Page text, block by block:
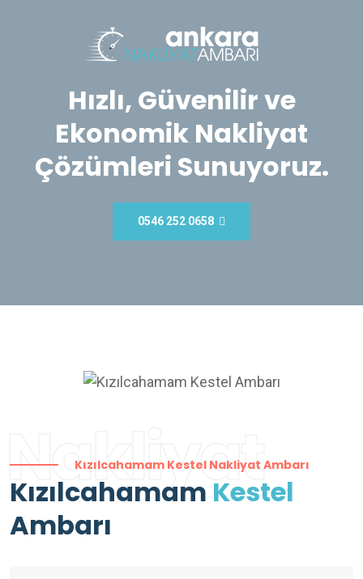
Hızlı, Güvenilir ve
Ekonomik Nakliyat
Çözümleri Sunuyoruz.
0546 252 0658
Nakliyat
Kızılcahamam Kestel Nakliyat Ambarı
Kızılcahamam Kestel
Ambarı